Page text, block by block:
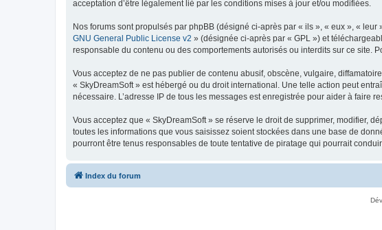
acceptation d’être légalement lié par les conditions mises à jour et/ou modifiées.
Nos forums sont propulsés par phpBB (désigné ci-après par « ils », « eux », «
GNU General Public License v2 » (désignée ci-après par « GPL ») et
responsable du contenu ou des comportements autorisés ou interdits sur ce site.
Vous acceptez de ne pas publier de contenu abusif, obscène, vulgaire,
« SkyDreamSoft » est hébergé ou du droit international. Une telle action peut
nécessaire. L’adresse IP de tous les messages est enregistrée pour aider à faire
Vous acceptez que « SkyDreamSoft » se réserve le droit de supprimer, modifier,
toutes les informations que vous saisissez soient stockées dans une base de
pourront être tenus responsables de toute tentative de piratage qui pourrait
Index du forum